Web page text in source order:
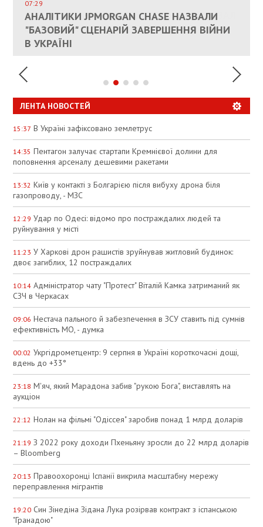
КАНДИДАТ В ПРЕМЬЕРЫ ПОЛЬШИ ПРИЗВАЛ
ЕС ПРЕКРАТИТЬ ВОЕННУЮ ПОМОЩЬ
УКРАИНЕ
07:29
АНАЛІТИКИ JPMORGAN CHASE НАЗВАЛИ
"БАЗОВИЙ" СЦЕНАРІЙ ЗАВЕРШЕННЯ ВІЙНИ
В УКРАЇНІ
СОСТОИТСЯ В БЛИЖАЙШЕЕ ВРЕМЯ, –
РЮТТЕ
ПАЛИВНИЙ РИНОК РОЗІГРІЛИ ШТУЧНО:
АНАЛІТИКИ ЗВИНУВАТИЛИ АЗС У
СПЕКУЛЯЦІЇ
ЛЕНТА НОВОСТЕЙ
15:37 В Україні зафіксовано землетрус
14:35 Пентагон залучає стартапи Кремнієвої долини для
поповнення арсеналу дешевими ракетами
13:32 Київ у контакті з Болгарією після вибуху дрона біля
газопроводу, - МЗС
12:29 Удар по Одесі: відомо про постраждалих людей та
руйнування у місті
11:23 У Харкові дрон рашистів зруйнував житловий будинок:
двоє загиблих, 12 постраждалих
10:14 Адміністратор чату "Протест" Віталій Камка затриманий як
СЗЧ в Черкасах
09:06 Нестача пального й забезпечення в ЗСУ ставить під сумнів
ефективність МО, - думка
00:02 Укргідрометцентр: 9 серпня в Україні короткочасні дощі,
вдень до +33°
23:18 М'яч, який Марадона забив "рукою Бога", виставлять на
аукціон
22:12 Нолан на фільмі "Одіссея" заробив понад 1 млрд доларів
21:19 З 2022 року доходи Пхеньяну зросли до 22 млрд доларів
– Bloomberg
20:13 Правоохоронці Іспанії викрила масштабну мережу
переправлення мігрантів
19:20 Син Зінедіна Зідана Лука розірвав контракт з іспанською
"Гранадою"